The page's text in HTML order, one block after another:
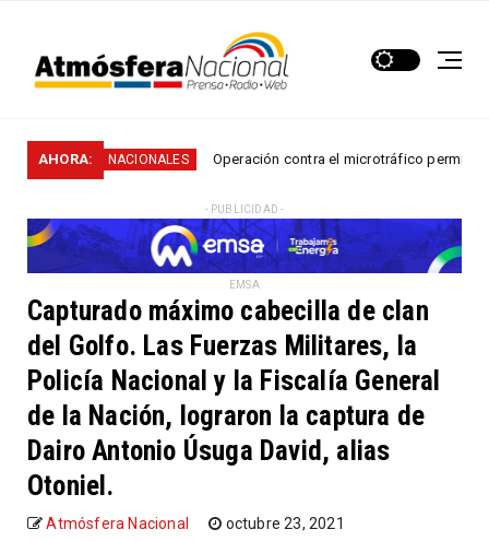
AHORA:
NACIONALES Operación contra el microtráfico permitió que la
- PUBLICIDAD -
EMSA
Capturado máximo cabecilla de clan
del Golfo. Las Fuerzas Militares, la
Policía Nacional y la Fiscalía General
de la Nación, lograron la captura de
Dairo Antonio Úsuga David, alias
Otoniel.
Atmósfera Nacional octubre 23, 2021